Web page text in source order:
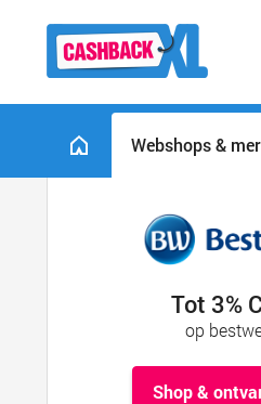
Webshops &
Tot 3%
op
Shop &